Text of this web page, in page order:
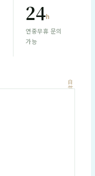
24h
연중무휴 문의
가능